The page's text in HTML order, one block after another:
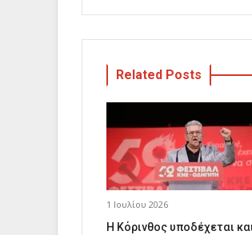
Related Posts
1 Ιουλίου 2026
Η Κόρινθος υποδέχεται